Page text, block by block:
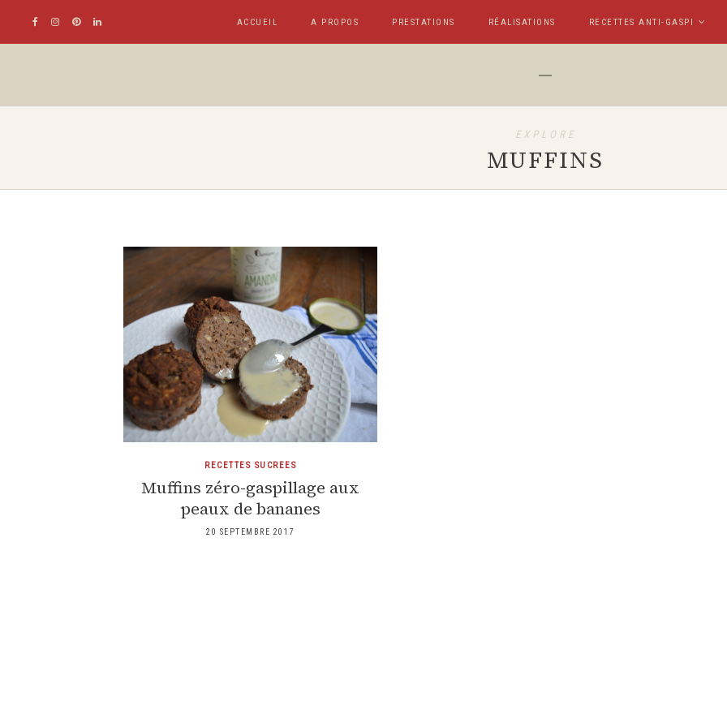
ACCUEIL A PROPOS PRESTATIONS RÉALISATIONS RECETTES ANTI-GASPI
EXPLORE
MUFFINS
RECETTES SUCREES
Muffins zéro-gaspillage aux
peaux de bananes
20 SEPTEMBRE 2017